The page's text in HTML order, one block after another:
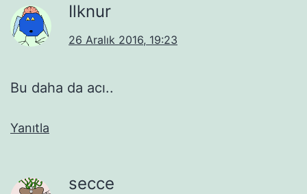
Ilknur
26 Aralık 2016, 19:23
Bu daha da acı..
Yanıtla
secce